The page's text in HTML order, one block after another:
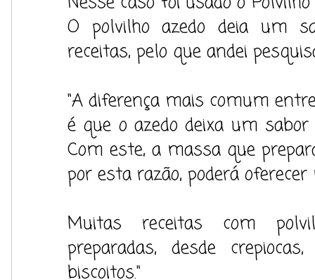
O polvilho azedo deia um
receitas, pelo que andei
"A diferença mais comum
é que o azedo deixa um
Com este, a massa que
por esta razão, poderá
Muitas receitas com
preparadas, desde
biscoitos."